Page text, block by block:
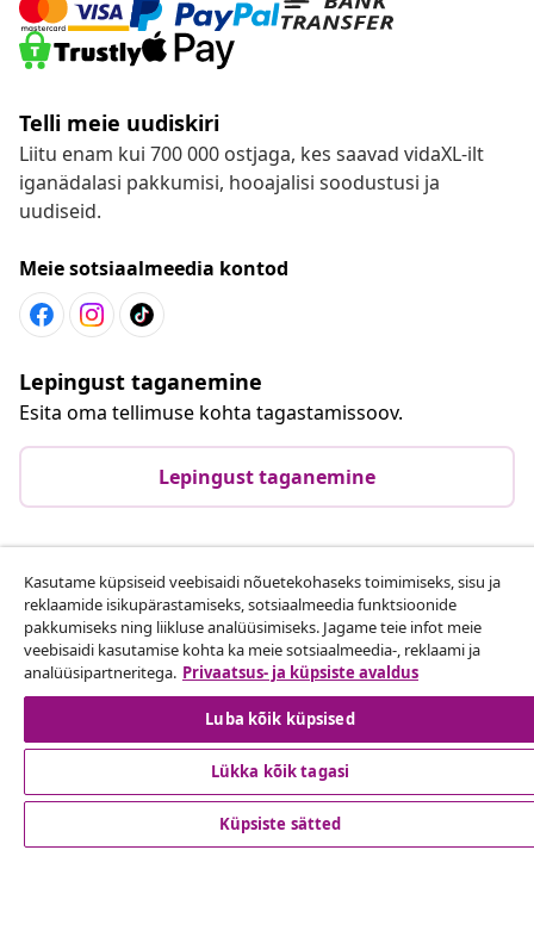
Telli meie uudiskiri
Liitu enam kui 700 000 ostjaga, kes saavad vidaXL-ilt
iganädalasi pakkumisi, hooajalisi soodustusi ja
uudiseid.
Meie sotsiaalmeedia kontod
Lepingust taganemine
Esita oma tellimuse kohta tagastamissoov.
Lepingust taganemine
Klienditeenindus
Ettevõte
Kasutame küpsiseid veebisaidi nõuetekohaseks toimimiseks, sisu ja
reklaamide isikupärastamiseks, sotsiaalmeedia funktsioonide
pakkumiseks ning liikluse analüüsimiseks. Jagame teie infot meie
veebisaidi kasutamise kohta ka meie sotsiaalmeedia-, reklaami ja
analüüsipartneritega. Privaatsus- ja küpsiste avaldus
Luba kõik küpsised
Lükka kõik tagasi
Küpsiste sätted